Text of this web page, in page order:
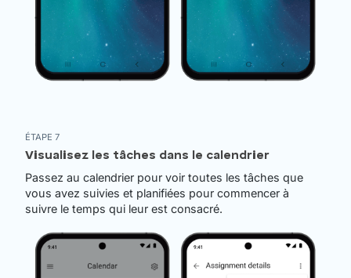
ÉTAPE 7
Visualisez les tâches dans le calendrier
Passez au calendrier pour voir toutes les tâches que
vous avez suivies et planifiées pour commencer à
suivre le temps qui leur est consacré.